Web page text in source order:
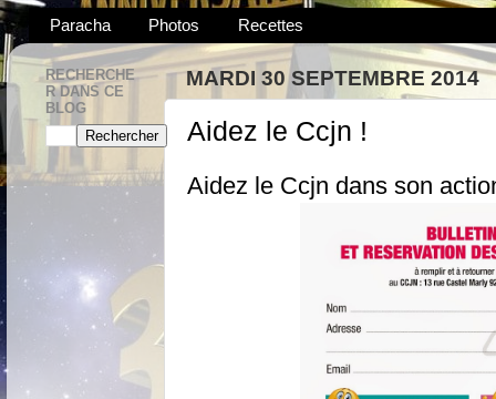
Paracha Photos Recettes
MARDI 30 SEPTEMBRE 2014
Aidez le Ccjn !
Aidez le Ccjn dans son
RECHERCHE
R DANS CE
BLOG